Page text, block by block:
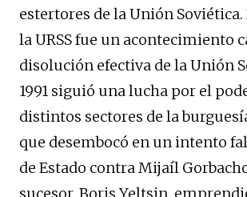
estertores de la Unión Soviética.
la URSS fue un acontecimiento
disolución efectiva de la Unión
1991 siguió una lucha por el
distintos sectores de la
que desembocó en un intento
de Estado contra Mijaíl